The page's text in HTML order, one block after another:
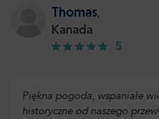
Thomas,
Kanada
5
Piękna pogoda, wspaniałe
historyczne od naszego